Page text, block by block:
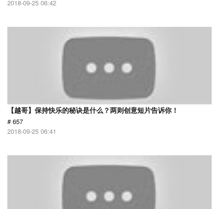
2018-09-25 06:42
【越哥】保持快乐的秘诀是什么？两则创意短片告诉你！
# 657
2018-09-25 06:41